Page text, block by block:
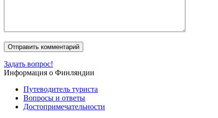
Задать вопрос!
Информация о Финляндии
Путеводитель туриста
Вопросы и ответы
Достопримечательности